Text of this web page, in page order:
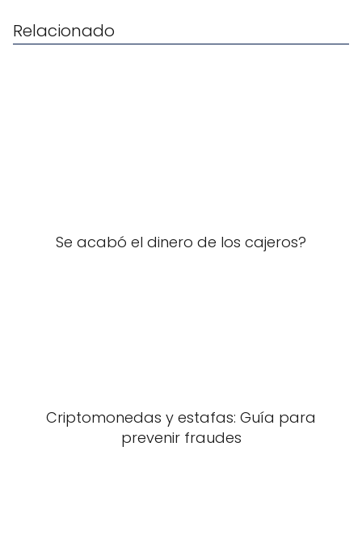
Relacionado
Se acabó el dinero de los cajeros?
Criptomonedas y estafas: Guía para
prevenir fraudes